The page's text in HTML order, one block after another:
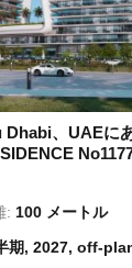
、UAEに
: 100 メートル
期, 2027, off-